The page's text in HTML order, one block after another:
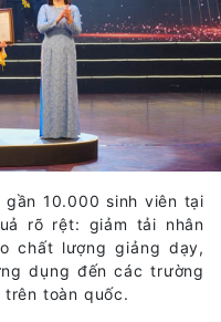
10.000 sinh viên tại
rõ rệt: giảm tải nhân
chất lượng giảng dạy,
dụng đến các trường
toàn quốc.